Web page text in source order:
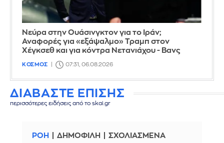
Νεύρα στην Ουάσινγκτον για το Ιράν;
Αναφορές για «εξάψαλμο» Τραμπ στον
Χέγκσεθ και για κόντρα Νετανιάχου - Βανς
ΚΟΣΜΟΣ 07:31, 06.08.2026
ΔΙΑΒΑΣΤΕ ΕΠΙΣΗΣ
περισσότερες ειδήσεις από το skai.gr
ΡΟΗ ΔΗΜΟΦΙΛΗ ΣΧΟΛΙΑΣΜΕΝΑ